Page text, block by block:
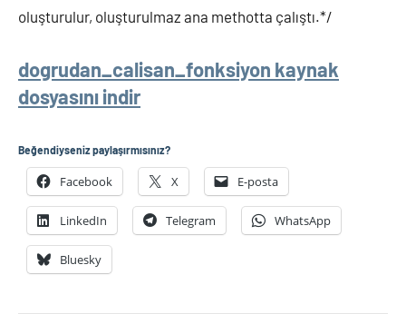
oluşturulur, oluşturulmaz ana methotta çalıştı.*/
dogrudan_calisan_fonksiyon kaynak
dosyasını indir
Beğendiyseniz paylaşırmısınız?
Facebook X E-posta
LinkedIn Telegram WhatsApp
Bluesky